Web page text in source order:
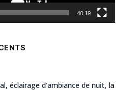
40:19
éclairage d’ambiance de nuit, la